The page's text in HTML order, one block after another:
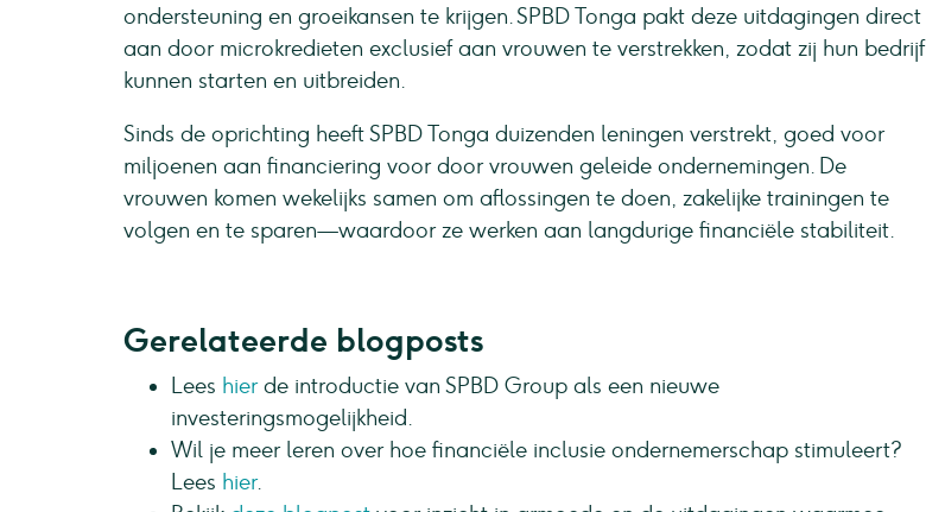
ondersteuning en groeikansen te krijgen. SPBD Tonga pakt deze uitdagingen direct
aan door microkredieten exclusief aan vrouwen te verstrekken, zodat zij hun bedrijf
kunnen starten en uitbreiden.
Sinds de oprichting heeft SPBD Tonga duizenden leningen verstrekt, goed voor
miljoenen aan financiering voor door vrouwen geleide ondernemingen. De
vrouwen komen wekelijks samen om aflossingen te doen, zakelijke trainingen te
volgen en te sparen—waardoor ze werken aan langdurige financiële stabiliteit.
Gerelateerde blogposts
Lees hierde introductie van SPBD Group als een nieuwe
investeringsmogelijkheid.
Wil je meer leren over hoe financiële inclusie ondernemerschap stimuleert?
Lees hier.